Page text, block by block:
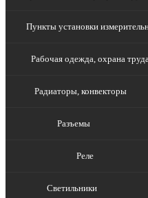
Пункты установки
Рабочая одежда, охрана
Радиаторы, конвекторы
Разъемы
Реле
Светильники